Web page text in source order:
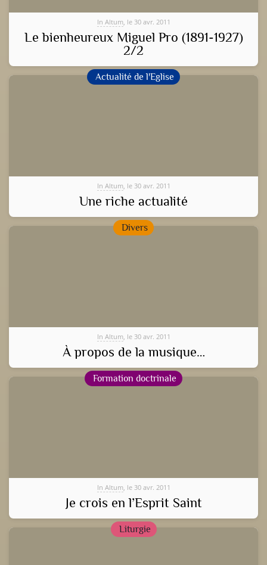
In Altum, le 30 avr. 2011
Le bienheureux Miguel Pro (1891-1927)
2/2
Actualité de l'Eglise
In Altum, le 30 avr. 2011
Une riche actualité
Divers
In Altum, le 30 avr. 2011
À propos de la musique…
Formation doctrinale
In Altum, le 30 avr. 2011
Je crois en l’Esprit Saint
Liturgie